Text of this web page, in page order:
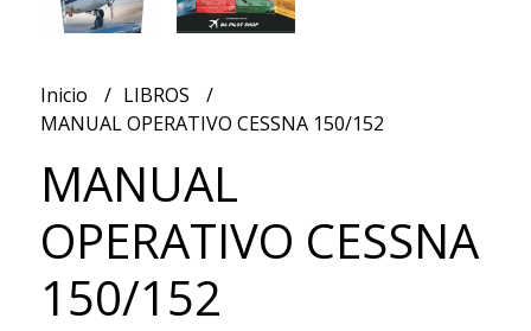
Inicio
LIBROS
MANUAL OPERATIVO CESSNA 150/152
MANUAL
OPERATIVO CESSNA
150/152